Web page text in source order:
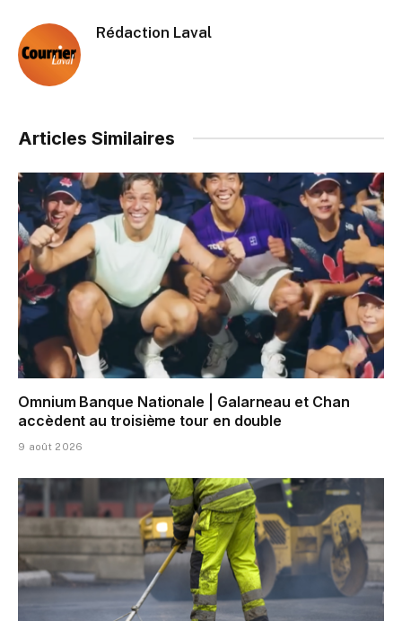
Rédaction Laval
Articles Similaires
Omnium Banque Nationale | Galarneau et Chan
accèdent au troisième tour en double
9 août 2026